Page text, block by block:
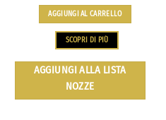
AGGIUNGI AL CARRELLO
SCOPRI DI PIÙ
AGGIUNGI ALLA LISTA
NOZZE